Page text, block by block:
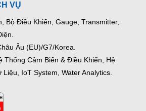
VỤ
Bộ Điều Khiển, Gauge, Transmitter,
Âu (EU)/G7/Korea.
Thống Cảm Biến & Điều Khiển, Hệ
IoT System, Water Analytics.